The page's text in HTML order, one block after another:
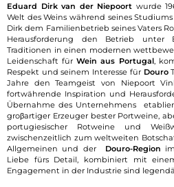
Eduard Dirk van der Niepoort wurde
Welt des Weins während seines Studiums
Dirk dem Familienbetrieb seines Vaters
Herausforderung den Betrieb
Traditionen in einen modernen
Leidenschaft fürWein aus Portugal,
Respekt und seinem Interesse für Douro
Jahre den Teamgeist von Niepoort
fortwährende Inspiration und
Übernahme des Unternehmens
groβartiger Erzeuger bester Portweine,
portugiesischer Rotweine und
zwischenzeitlich zum weltweiten
Allgemeinen und der
Douro-Region
Liebe fürs Detail, kombiniert mit
Engagement in der Industrie sind